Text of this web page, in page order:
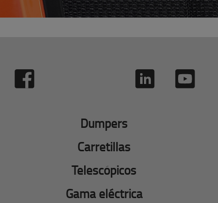
Dumpers
Carretillas
Telescópicos
Gama eléctrica